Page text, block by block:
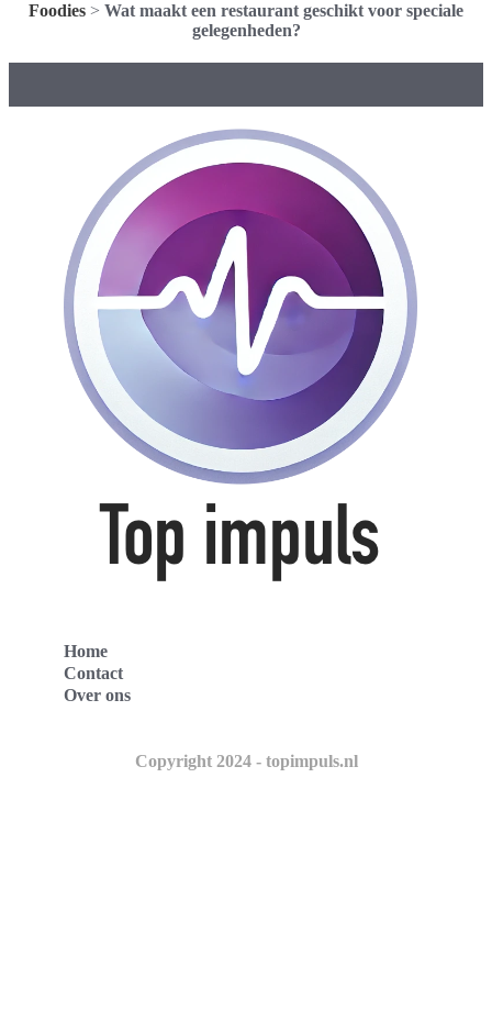
Foodies > Wat maakt een restaurant geschikt voor speciale
gelegenheden?
Home
Contact
Over ons
Copyright 2024 - topimpuls.nl